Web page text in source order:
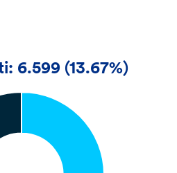
6.599 (13.67%)